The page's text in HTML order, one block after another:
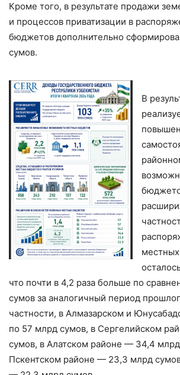
Кроме того, в результате продажи
и процессов приватизации в
бюджетов дополнительно
сумов.
В
что почти в 4,2 раза больше по
сумов за аналогичный период
частности, в Алмазарском и
по 57 млрд сумов, в Сергелийском
сумов, в Алатском районе — 34,4
Пскентском районе — 23,3 млрд